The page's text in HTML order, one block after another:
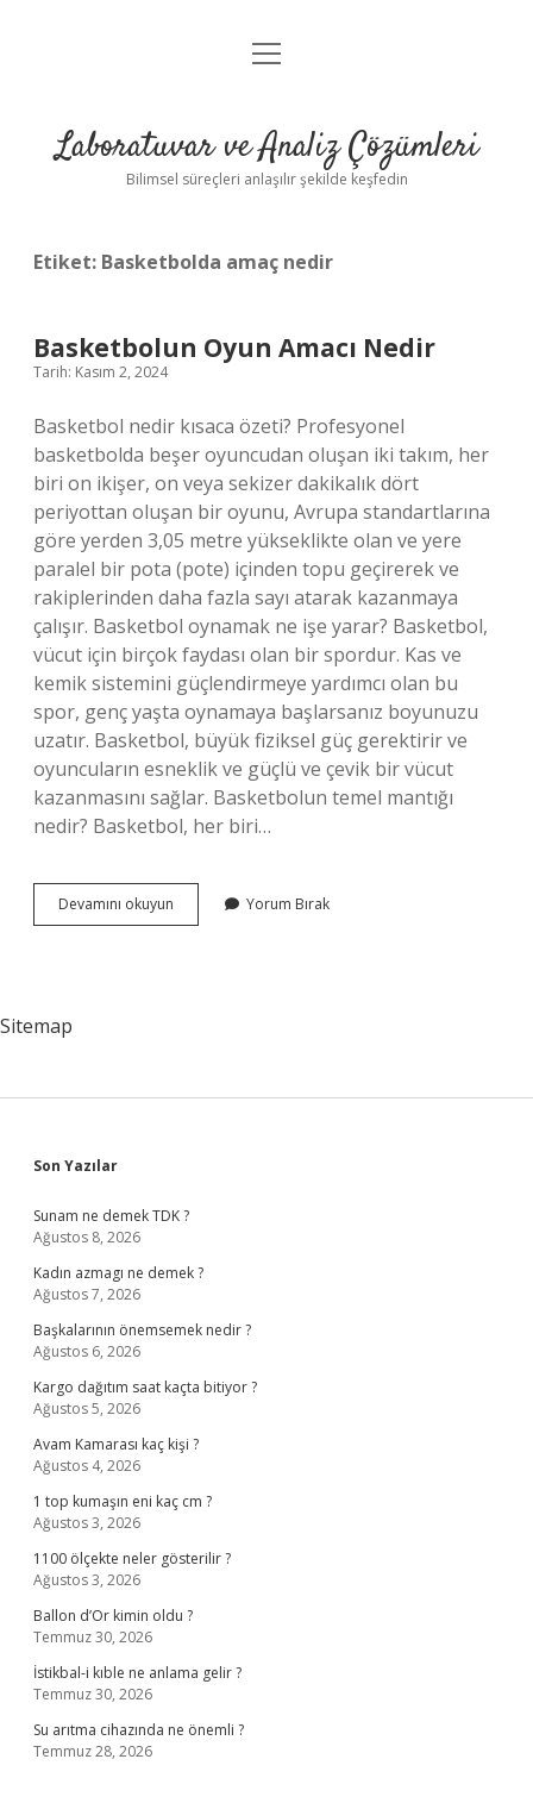
Anasayfa
Yasal Uyarı
menüyü
Laboratuvar ve Analiz Çözümleri
Bilimsel süreçleri anlaşılır şekilde keşfedin
Etiket: Basketbolda amaç nedir
Basketbolun Oyun Amacı Nedir
Tarih: Kasım 2, 2024
Basketbol nedir kısaca özeti? Profesyonel
basketbolda beşer oyuncudan oluşan iki takım, her
biri on ikişer, on veya sekizer dakikalık dört
periyottan oluşan bir oyunu, Avrupa standartlarına
göre yerden 3,05 metre yükseklikte olan ve yere
paralel bir pota (pote) içinden topu geçirerek ve
rakiplerinden daha fazla sayı atarak kazanmaya
çalışır. Basketbol oynamak ne işe yarar? Basketbol, ​​
vücut için birçok faydası olan bir spordur. Kas ve
kemik sistemini güçlendirmeye yardımcı olan bu
spor, genç yaşta oynamaya başlarsanız boyunuzu
uzatır. Basketbol, ​​büyük fiziksel güç gerektirir ve
oyuncuların esneklik ve güçlü ve çevik bir vücut
kazanmasını sağlar. Basketbolun temel mantığı
nedir? Basketbol, ​​her biri…
Devamını okuyun Basketbolun
Oyun
Yorum Bırak
Sitemap
Sidebar
Son Yazılar
Sunam ne demek TDK ?
Ağustos 8, 2026
Kadın azmagı ne demek ?
Ağustos 7, 2026
Başkalarının önemsemek nedir ?
Ağustos 6, 2026
Kargo dağıtım saat kaçta bitiyor ?
Ağustos 5, 2026
Avam Kamarası kaç kişi ?
Ağustos 4, 2026
1 top kumaşın eni kaç cm ?
Ağustos 3, 2026
1100 ölçekte neler gösterilir ?
Ağustos 3, 2026
Ballon d’Or kimin oldu ?
Temmuz 30, 2026
İstikbal-i kıble ne anlama gelir ?
Temmuz 30, 2026
Su arıtma cihazında ne önemli ?
Temmuz 28, 2026